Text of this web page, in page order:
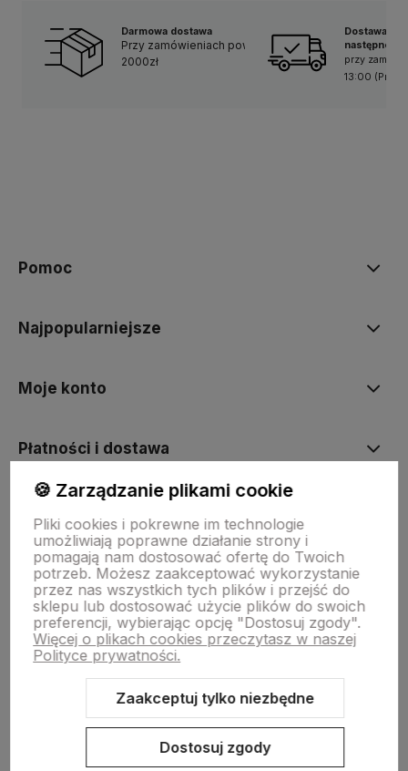
Darmowa dostawa
Przy zamówieniach powyżej
2000zł
Dostawa
następnego
przy
13:00
Pomoc
Najpopularniejsze
Moje konto
Płatności i dostawa
O nas
Sklep internetowy Shoper Premium
Szablon Shoper Modern 3.0™
🍪 Zarządzanie plikami cookie
Pliki cookies i pokrewne im technologie
umożliwiają poprawne działanie strony i
pomagają nam dostosować ofertę do Twoich
potrzeb. Możesz zaakceptować wykorzystanie
przez nas wszystkich tych plików i przejść do
sklepu lub dostosować użycie plików do swoich
preferencji, wybierając opcję "Dostosuj zgody".
Więcej o plikach cookies przeczytasz w naszej
Polityce prywatności.
Zaakceptuj tylko niezbędne
Dostosuj zgody